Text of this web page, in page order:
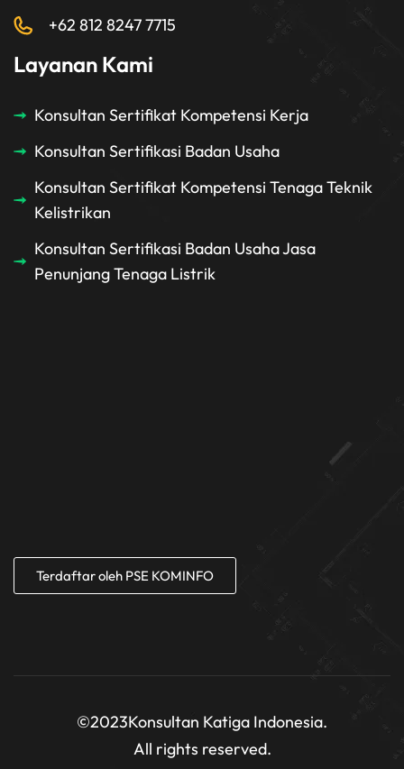
+62 812 8247 7715
Layanan Kami
Konsultan Sertifikat Kompetensi Kerja
Konsultan Sertifikasi Badan Usaha
Konsultan Sertifikat Kompetensi Tenaga Teknik
Kelistrikan
Konsultan Sertifikasi Badan Usaha Jasa
Penunjang Tenaga Listrik
Terdaftar oleh PSE KOMINFO
©2023Konsultan Katiga Indonesia.
All rights reserved.